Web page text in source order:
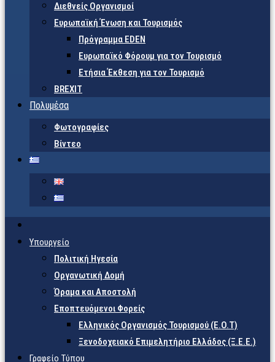
Διεθνείς Οργανισμοί
Ευρωπαϊκή Ένωση και Τουρισμός
Πρόγραμμα EDEN
Ευρωπαϊκό Φόρουμ για τον Τουρισμό
Ετήσια Έκθεση για τον Τουρισμό
BREXIT
Πολυμέσα
Φωτογραφίες
Βίντεο
Υπουργείο
Πολιτική Ηγεσία
Οργανωτική Δομή
Όραμα και Αποστολή
Εποπτευόμενοι Φορείς
Eλληνικός Οργανισμός Τουρισμού (Ε.Ο.Τ)
Ξενοδοχειακό Επιμελητήριο Ελλάδος (Ξ.Ε.Ε.)
Γραφείο Τύπου